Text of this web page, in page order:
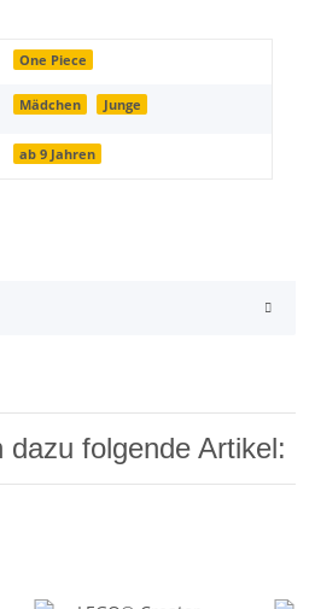
One Piece
Mädchen Junge
ab 9 Jahren
dazu folgende Artikel: